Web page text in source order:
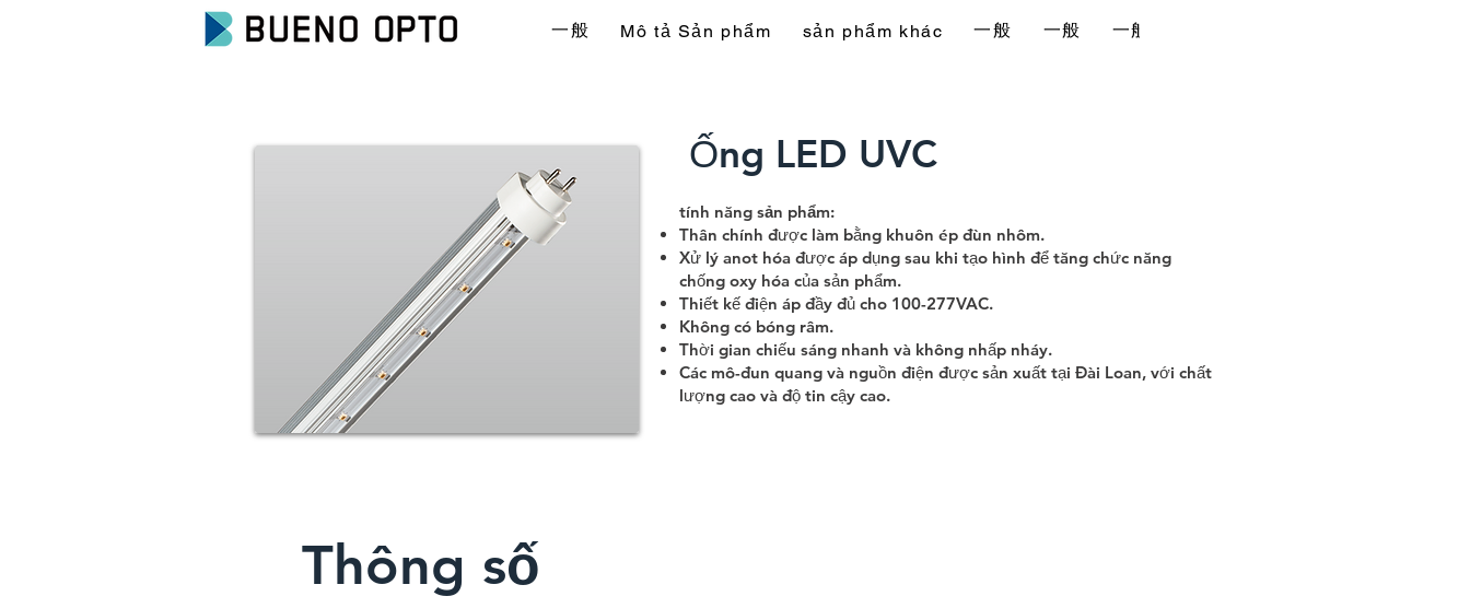
一般 Mô tả Sản phẩm sản phẩm khác 一般 一般 一般
Ống LED UVC
tính năng sản phẩm:
Thân chính được làm bằng khuôn ép đùn nhôm.
Xử lý anot hóa được áp dụng sau khi tạo hình để tăng chức năng
chống oxy hóa của sản phẩm.
Thiết kế điện áp đầy đủ cho 100-277VAC.
Không có bóng râm.
Thời gian chiếu sáng nhanh và không nhấp nháy.
Các mô-đun quang và nguồn điện được sản xuất tại Đài Loan, với chất
lượng cao và độ tin cậy cao.
​Thông số